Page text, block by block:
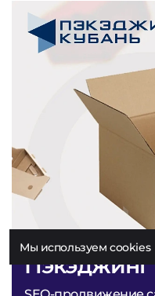
Пэкэджинг
Мы используем cookies